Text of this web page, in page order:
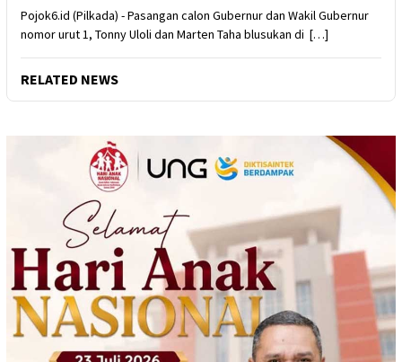
Pojok6.id (Pilkada) - Pasangan calon Gubernur dan Wakil Gubernur
nomor urut 1, Tonny Uloli dan Marten Taha blusukan di […]
RELATED NEWS